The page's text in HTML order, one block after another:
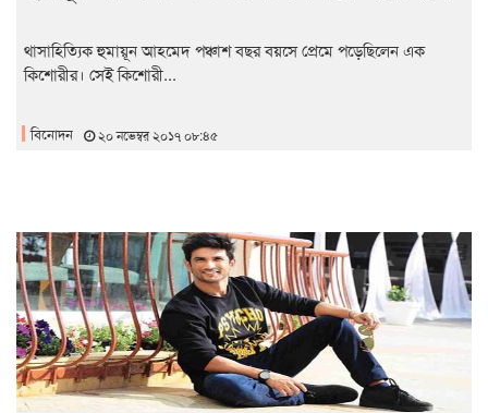
থাসাহিত্যিক হুমায়ূন আহমেদ পঞ্চাশ বছর বয়সে প্রেমে পড়েছিলেন এক
কিশোরীর। সেই কিশোরী...
বিনোদন ২০ নভেম্বর ২০১৭ ০৮:৪৫